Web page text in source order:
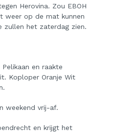
Herovina. Zou EBOH
weer op de mat kunnen
zullen het zaterdag zien.
en raakte
Koploper Oranje Wit
weekend vrij-af.
en krijgt het